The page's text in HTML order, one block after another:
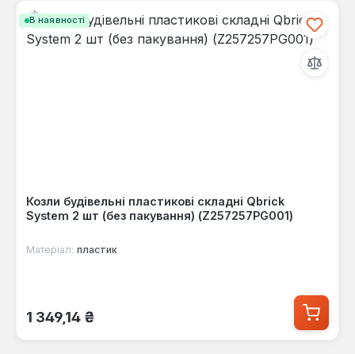
В наявності
Козли будівельні пластикові складні Qbrick
System 2 шт (без пакування) (Z257257PG001)
Матеріал: пластик
Звичайна ціна:
1 349,14 ₴